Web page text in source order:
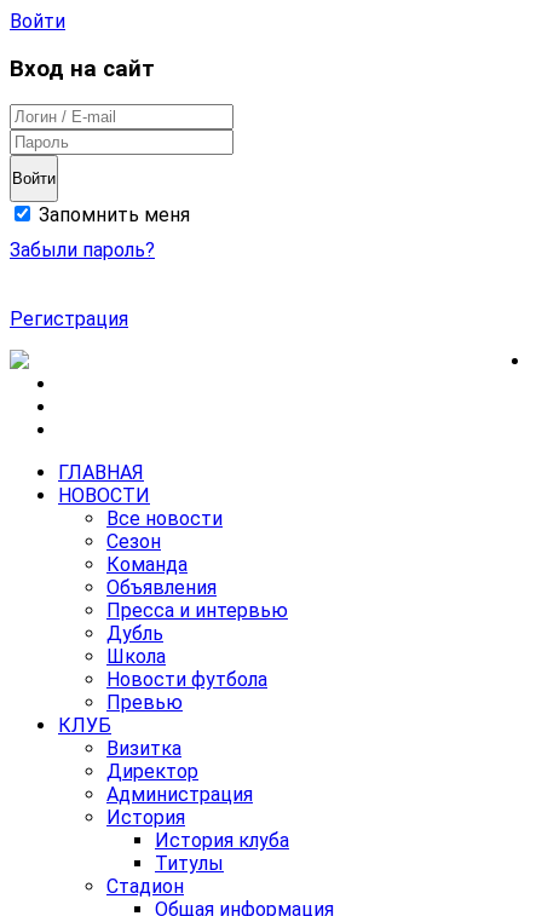
Войти
Вход на сайт
Войти
Запомнить меня
Забыли пароль?
Регистрация
ГЛАВНАЯ
НОВОСТИ
Все новости
Сезон
Команда
Объявления
Пресса и интервью
Дубль
Школа
Новости футбола
Превью
КЛУБ
Визитка
Директор
Администрация
История
История клуба
Титулы
Стадион
Общая информация